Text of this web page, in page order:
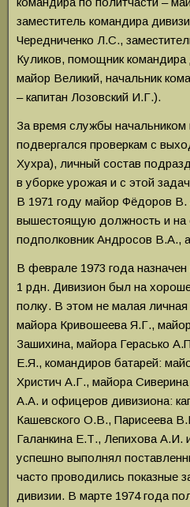
заместитель командира
Чередниченко Л.С.,
Куликов, помощник
майор Великий, начальник
– капитан Лозовский И.Г.).
За время службы начальником
подвергался проверкам с
Хухра), личный состав
в уборке урожая и с этой
В 1971 году майор Фёдоров В.
вышестоящую должность и на
подполковник Андросов В.А.,
В феврале 1973 года
1 рдн. Дивизион был на
полку. В этом не малая личная
майора Кривошеева Я.Г.,
Зашихина, майора Герасько
Е.Я., командиров батарей:
Христич А.Г., майора
А.А. и офицеров дивизиона:
Кашевского О.В., Парисеева
Галанкина Е.Т., Лепихова А.И.
успешно выполнял
часто проводились показные
дивизии. В марте 1974 года